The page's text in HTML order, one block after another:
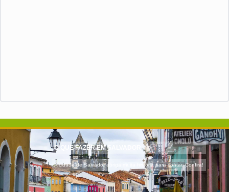
O QUE FAZER EM SALVADOR
A cidade de Salvador abriga muita história para contar. Confira!